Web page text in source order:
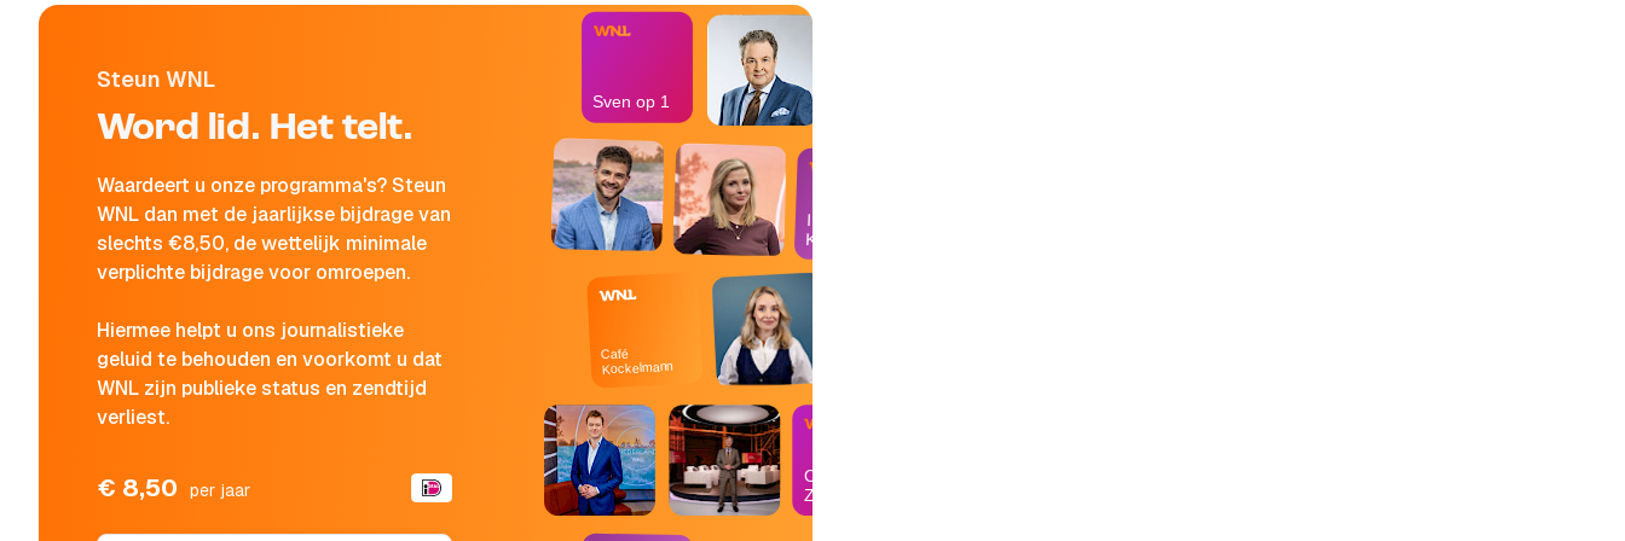
Steun WNL
Word lid. Het telt.
Waardeert u onze programma's? Steun
WNL dan met de jaarlijkse bijdrage van
slechts €8,50, de wettelijk minimale
verplichte bijdrage voor omroepen.
Hiermee helpt u ons journalistieke
geluid te behouden en voorkomt u dat
WNL zijn publieke status en zendtijd
verliest.
€ 8,50 per jaar
Op
Zondag
Café
Kockelmann
In de
Kantine
Sven op 1